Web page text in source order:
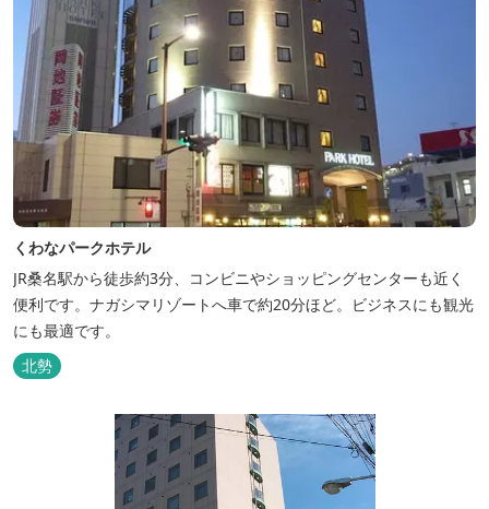
くわなパークホテル
JR桑名駅から徒歩約3分、コンビニやショッピングセンターも近く
便利です。ナガシマリゾートへ車で約20分ほど。ビジネスにも観光
にも最適です。
北勢